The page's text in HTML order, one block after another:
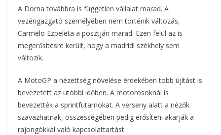
A Dorna továbbra is független vállalat marad. A
vezérigazgató személyében nem történik változás,
Carmelo Ezpeleta a posztján marad. Ezen felül az is
megerősítésre került, hogy a madridi székhely sem
változik.
A MotoGP a nézettség növelése érdekében több újítást is
bevezetett az utóbbi időben. A motorosoknál is
bevezették a sprintfutamokat. A verseny alatt a nézők
szavazhatnak, összességében pedig erősíteni akarják a
rajongókkal való kapcsolattartást.